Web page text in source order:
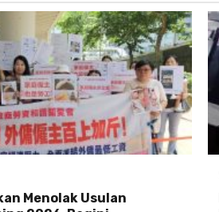
Menolak Usulan